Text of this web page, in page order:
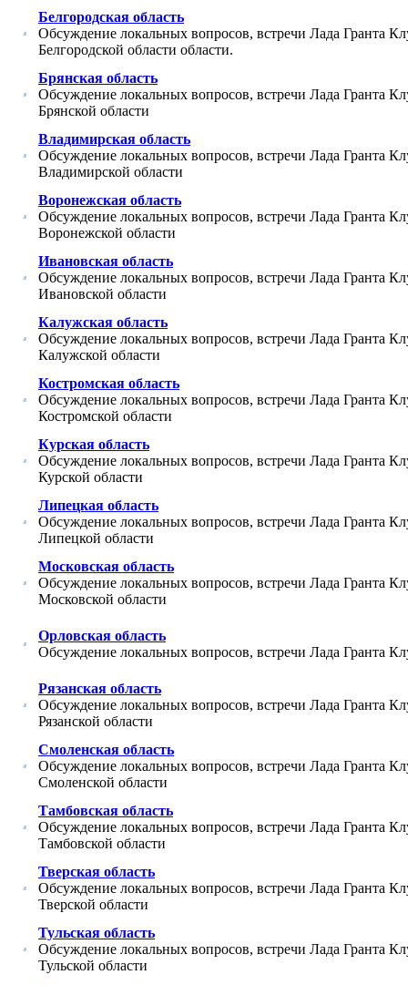
Белгородская область
Обсуждение локальных вопросов, встречи Лада Гранта
Белгородской области области.
Брянская область
Обсуждение локальных вопросов, встречи Лада Гранта
Брянской области
Владимирская область
Обсуждение локальных вопросов, встречи Лада Гранта
Владимирской области
Воронежская область
Обсуждение локальных вопросов, встречи Лада Гранта
Воронежской области
Ивановская область
Обсуждение локальных вопросов, встречи Лада Гранта
Ивановской области
Калужская область
Обсуждение локальных вопросов, встречи Лада Гранта
Калужской области
Костромская область
Обсуждение локальных вопросов, встречи Лада Гранта
Костромской области
Курская область
Обсуждение локальных вопросов, встречи Лада Гранта
Курской области
Липецкая область
Обсуждение локальных вопросов, встречи Лада Гранта
Липецкой области
Московская область
Обсуждение локальных вопросов, встречи Лада Гранта
Московской области
Орловская область
Обсуждение локальных вопросов, встречи Лада Гранта
Рязанская область
Обсуждение локальных вопросов, встречи Лада Гранта
Рязанской области
Смоленская область
Обсуждение локальных вопросов, встречи Лада Гранта
Смоленской области
Тамбовская область
Обсуждение локальных вопросов, встречи Лада Гранта
Тамбовской области
Тверская область
Обсуждение локальных вопросов, встречи Лада Гранта
Тверской области
Тульская область
Обсуждение локальных вопросов, встречи Лада Гранта
Тульской области